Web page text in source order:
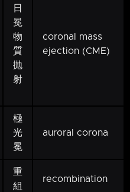
日
冕
物
質
抛
射
coronal mass
ejection (CME)
極
光
冕
auroral corona
重
組
recombination